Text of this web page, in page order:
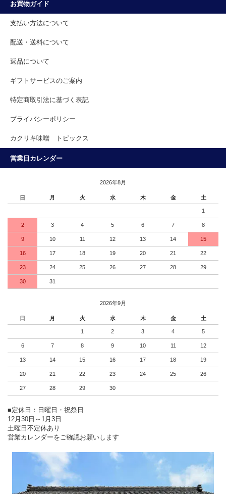
お買物ガイド
支払い方法について
配送・送料について
返品について
ギフトサービスのご案内
特定商取引法に基づく表記
プライバシーポリシー
カクリキ味噌 トピックス
営業日カレンダー
2026年8月
日 月 火 水 木 金 土
1
2 3 4 5 6 7 8
9 10 11 12 13 14 15
16 17 18 19 20 21 22
23 24 25 26 27 28 29
30 31
2026年9月
日 月 火 水 木 金 土
1 2 3 4 5
6 7 8 9 10 11 12
13 14 15 16 17 18 19
20 21 22 23 24 25 26
27 28 29 30
■定休日：日曜日・祝祭日
12月30日～1月3日
土曜日不定休あり
営業カレンダーをご確認お願いします